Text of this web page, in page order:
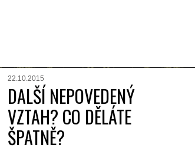
22.10.2015
DALŠÍ NEPOVEDENÝ
VZTAH? CO DĚLÁTE
ŠPATNĚ?